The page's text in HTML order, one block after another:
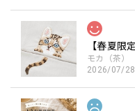
モカ（茶）
2026/07/28